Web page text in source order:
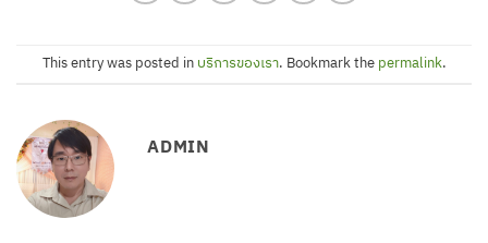
This entry was posted in บริการของเรา. Bookmark the permalink.
ADMIN